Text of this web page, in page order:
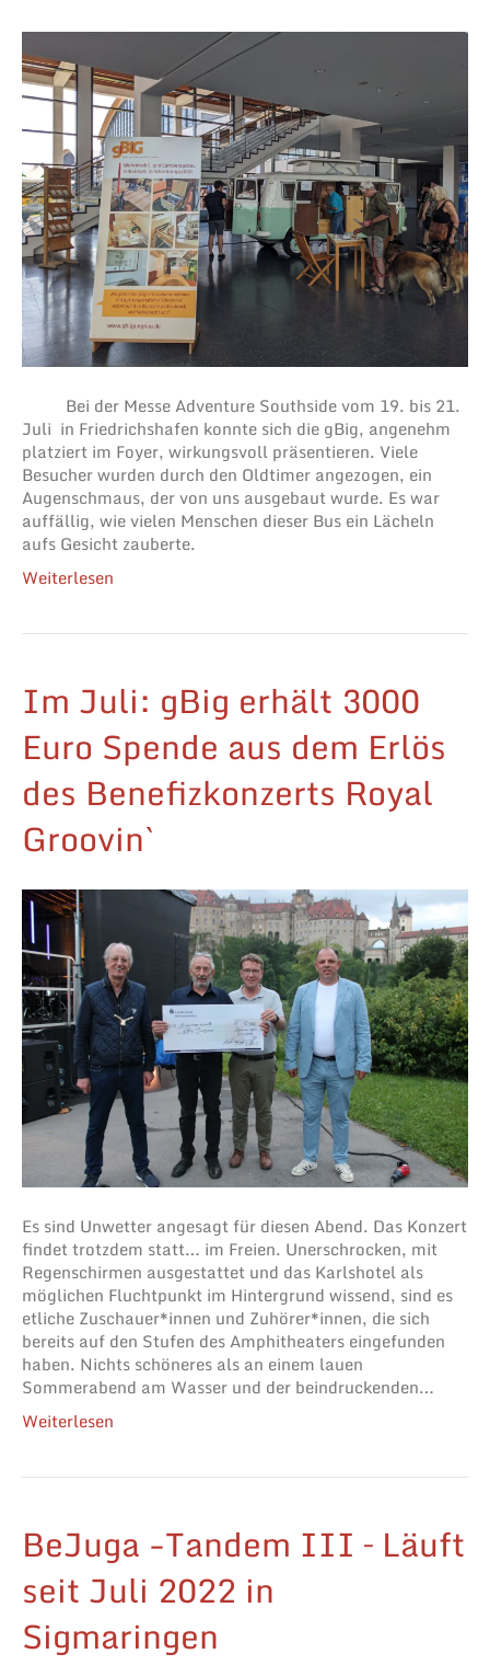
Bei der Messe Adventure Southside vom 19. bis 21.
Juli in Friedrichshafen konnte sich die gBig, angenehm
platziert im Foyer, wirkungsvoll präsentieren. Viele
Besucher wurden durch den Oldtimer angezogen, ein
Augenschmaus, der von uns ausgebaut wurde. Es war
auffällig, wie vielen Menschen dieser Bus ein Lächeln
aufs Gesicht zauberte.
Weiterlesen
Im Juli: gBig erhält 3000
Euro Spende aus dem Erlös
des Benefizkonzerts Royal
Groovin`
Es sind Unwetter angesagt für diesen Abend. Das Konzert
findet trotzdem statt… im Freien. Unerschrocken, mit
Regenschirmen ausgestattet und das Karlshotel als
möglichen Fluchtpunkt im Hintergrund wissend, sind es
etliche Zuschauer*innen und Zuhörer*innen, die sich
bereits auf den Stufen des Amphitheaters eingefunden
haben. Nichts schöneres als an einem lauen
Sommerabend am Wasser und der beindruckenden…
Weiterlesen
BeJuga -Tandem III – Läuft
seit Juli 2022 in
Sigmaringen